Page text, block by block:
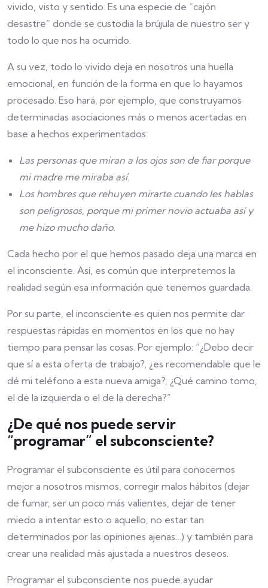
vivido, visto y sentido. Es una especie de “cajón
desastre” donde se custodia la brújula de nuestro ser y
todo lo que nos ha ocurrido.
A su vez, todo lo vivido deja en nosotros una huella
emocional, en función de la forma en que lo hayamos
procesado. Eso hará, por ejemplo, que construyamos
determinadas asociaciones más o menos acertadas en
base a hechos experimentados:
Las personas que miran a los ojos son de fiar porque
mi madre me miraba así.
Los hombres que rehuyen mirarte cuando les hablas
son peligrosos, porque mi primer novio actuaba así y
me hizo mucho daño.
Cada hecho por el que hemos pasado deja una marca en
el inconsciente. Así, es común que interpretemos la
realidad según esa información que tenemos guardada.
Por su parte, el inconsciente es quien nos permite dar
respuestas rápidas en momentos en los que no hay
tiempo para pensar las cosas. Por ejemplo: “¿Debo decir
que sí a esta oferta de trabajo?, ¿es recomendable que le
dé mi teléfono a esta nueva amiga?, ¿Qué camino tomo,
el de la izquierda o el de la derecha?”
¿De qué nos puede servir
“programar” el subconsciente?
Programar el subconsciente es útil para conocernos
mejor a nosotros mismos, corregir malos hábitos (dejar
de fumar, ser un poco más valientes, dejar de tener
miedo a intentar esto o aquello, no estar tan
determinados por las opiniones ajenas…) y también para
crear una realidad más ajustada a nuestros deseos.
Programar el subconsciente nos puede ayudar